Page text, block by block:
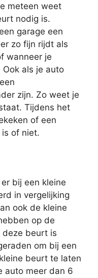
meteen weet
nodig is.
garage een
zo fijn rijdt als
wanneer je
als je auto
zijn. Zo weet je
Tijdens het
of een
of niet.
bij een kleine
in vergelijking
ook de kleine
op de
deze beurt is
om bij een
beurt te laten
auto meer dan 6